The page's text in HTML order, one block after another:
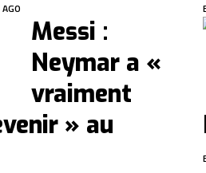
Messi :
Neymar a «
vraiment
» au